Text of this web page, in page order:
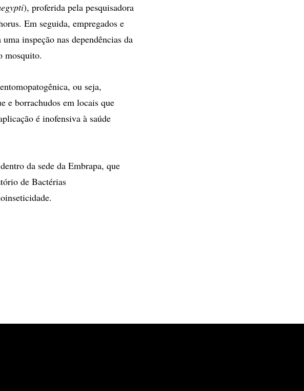
), proferida pela pesquisadora
Em seguida, empregados e
inspeção nas dependências da
mosquito.
ou seja,
e borrachudos em locais que
é inofensiva à saúde
da sede da Embrapa, que
de Bactérias